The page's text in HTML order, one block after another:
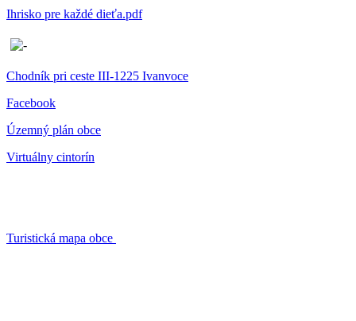
Ihrisko pre každé dieťa.pdf
Chodník pri ceste III-1225 Ivanvoce
Facebook
Územný plán obce
Virtuálny cintorín
Turistická mapa obce